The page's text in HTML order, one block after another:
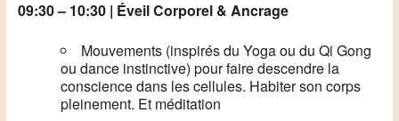
09:30 – 10:30 | Éveil Corporel & Ancrage
Mouvements (inspirés du Yoga ou du Qi Gong
ou dance instinctive) pour faire descendre la
conscience dans les cellules. Habiter son corps
pleinement. Et méditation